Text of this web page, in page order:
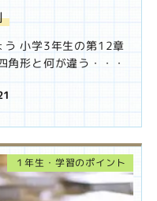
う 小学3年生の第12章
角形と何が違う・・・
１年生・学習のポイント